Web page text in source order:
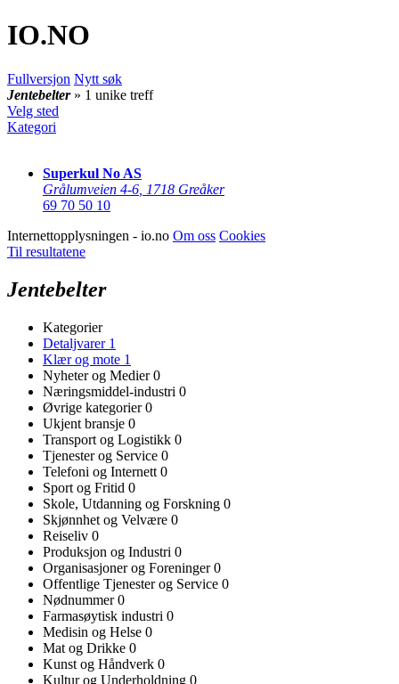
IO.NO
Fullversjon Nytt søk
Jentebelter » 1 unike treff
Velg sted
Kategori
Superkul No AS
Grålumveien 4-6 1718 Greåker
69 70 50 10
Internettopplysningen - io.no Om oss Cookies
Til resultatene
Jentebelter
Kategorier
Detaljvarer 1
Klær og mote 1
Nyheter og Medier0
Næringsmiddel-industri 0
Øvrige kategorier0
Ukjent bransje 0
Transport og Logistikk 0
Tjenester og Service 0
Telefoni og Internett 0
Sport og Fritid 0
Skole, Utdanning og Forskning 0
Skjønnhet og Velvære 0
Reiseliv 0
Produksjon og Industri 0
Organisasjoner og Foreninger0
Offentlige Tjenester og Service 0
Nødnummer0
Farmasøytisk industri 0
Medisin og Helse 0
Mat og Drikke 0
Kunst og Håndverk 0
Kultur og Underholdning 0